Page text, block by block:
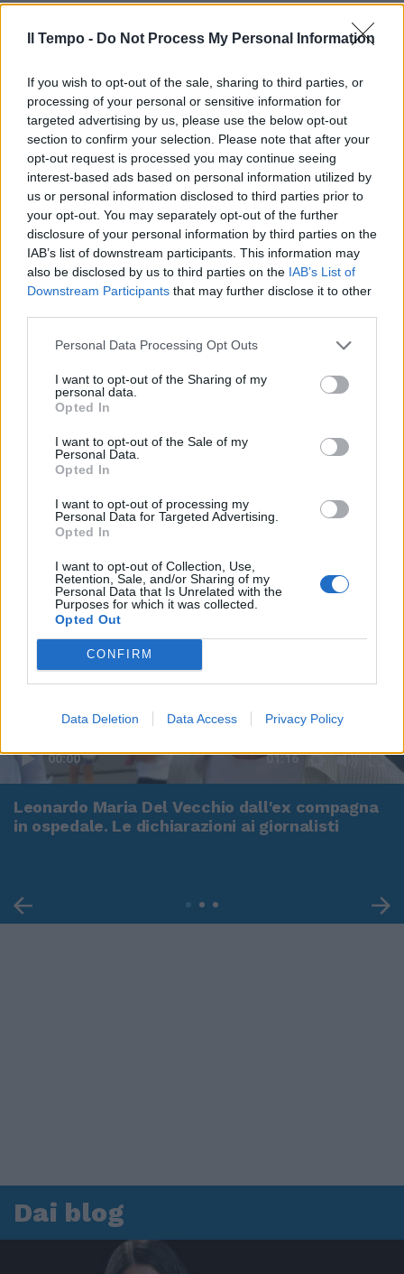
Il Tempo - Do Not Process My Personal Information
If you wish to opt-out of the sale, sharing to third parties, or
processing of your personal or sensitive information for
targeted advertising by us, please use the below opt-out
section to confirm your selection. Please note that after your
opt-out request is processed you may continue seeing
interest-based ads based on personal information utilized by
us or personal information disclosed to third parties prior to
your opt-out. You may separately opt-out of the further
disclosure of your personal information by third parties on the
IAB’s list of downstream participants. This information may
also be disclosed by us to third parties on the IAB’s List of
Downstream Participants that may further disclose it to other
Personal Data Processing Opt Outs
I want to opt-out of the Sharing of my
personal data.
Opted In
I want to opt-out of the Sale of my
Personal Data.
Opted In
I want to opt-out of processing my
Personal Data for Targeted Advertising.
Opted In
I want to opt-out of Collection, Use,
Retention, Sale, and/or Sharing of my
Personal Data that Is Unrelated with the
Purposes for which it was collected.
Opted Out
CONFIRM
Data Deletion Data Access Privacy Policy
00:00 01:16
Leonardo Maria Del Vecchio dall'ex compagna
in ospedale. Le dichiarazioni ai giornalisti
Dai blog